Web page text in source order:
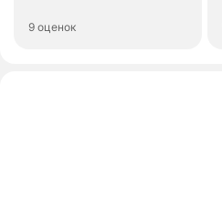
9 оценок